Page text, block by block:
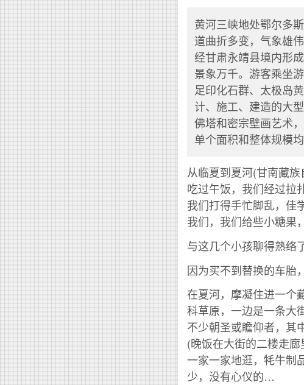
黄河三峡地处鄂尔多
道曲折多变，气象雄
经甘肃永靖县境内形
景象万千。游客乘坐
足印化石群、太极岛
计、施工、建造的大
佛塔和密宗壁画艺术
单个面积和整体规模
从临夏到夏河(甘南藏
吃过午饭，我们经过拉
我们打得手忙脚乱，佳
我们，我们给些小糖果
与这几个小孩聊得熟络
因为买不到替换的车胎
在夏河，摩凝住进一个
科草原，一边是一条大
不少朝圣或瞻仰者，其
(晚饭在大街的二楼走
一家一家地逛，牦牛制
少，没有心仪的…